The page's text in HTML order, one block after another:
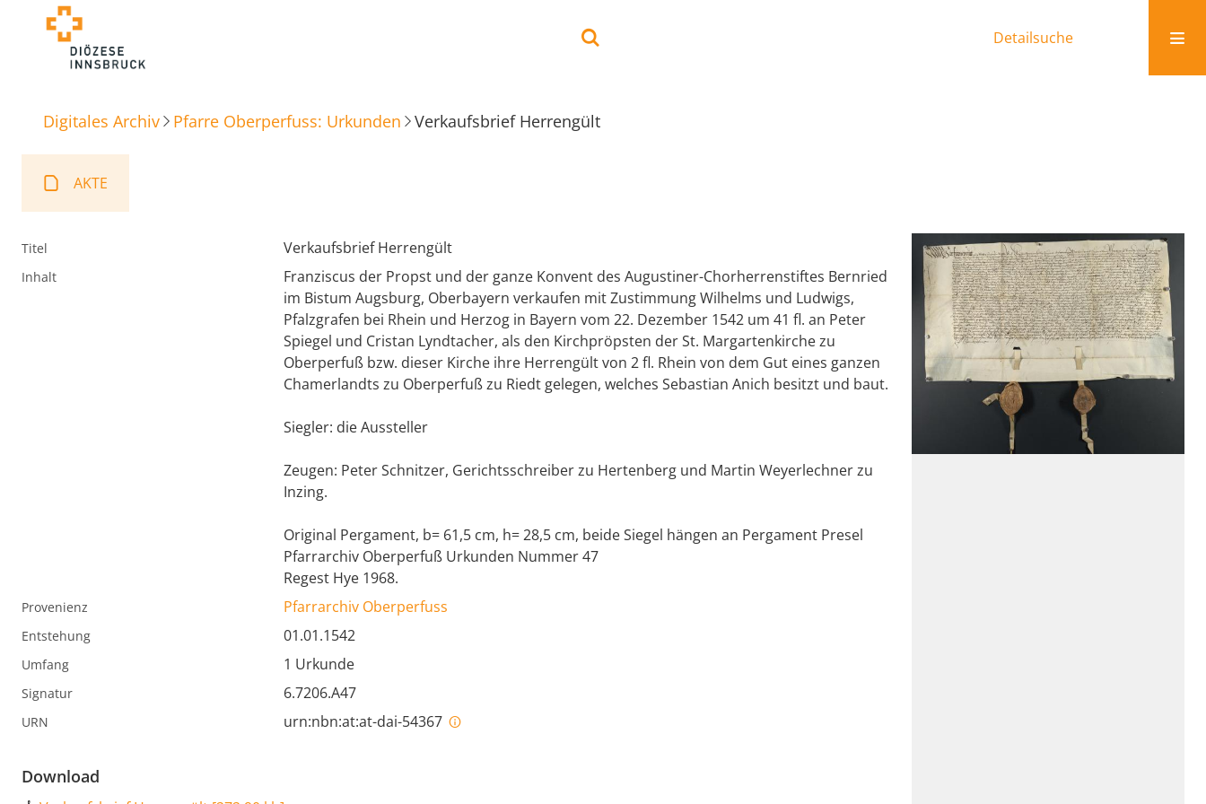
Detailsuche
Digitales Archiv Pfarre Oberperfuss: Urkunden Verkaufsbrief Herrengült
AKTE
Titel Verkaufsbrief Herrengült
Inhalt
Franziscus der Propst und der ganze Konvent des Augustiner-Chorherrenstiftes Bernried
im Bistum Augsburg, Oberbayern verkaufen mit Zustimmung Wilhelms und Ludwigs,
Pfalzgrafen bei Rhein und Herzog in Bayern vom 22. Dezember 1542 um 41 fl. an Peter
Spiegel und Cristan Lyndtacher, als den Kirchpröpsten der St. Margartenkirche zu
Oberperfuß bzw. dieser Kirche ihre Herrengült von 2 fl. Rhein von dem Gut eines ganzen
Chamerlandts zu Oberperfuß zu Riedt gelegen, welches Sebastian Anich besitzt und baut.
Siegler: die Aussteller
Zeugen: Peter Schnitzer, Gerichtsschreiber zu Hertenberg und Martin Weyerlechner zu
Inzing.
Original Pergament, b= 61,5 cm, h= 28,5 cm, beide Siegel hängen an Pergament Presel
Pfarrarchiv Oberperfuß Urkunden Nummer 47
Regest Hye 1968.
Provenienz Pfarrarchiv Oberperfuss
Entstehung 01.01.1542
Umfang 1 Urkunde
Signatur 6.7206.A47
URN urn:nbn:at:at-dai-54367
Download